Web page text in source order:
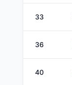
33
36
40